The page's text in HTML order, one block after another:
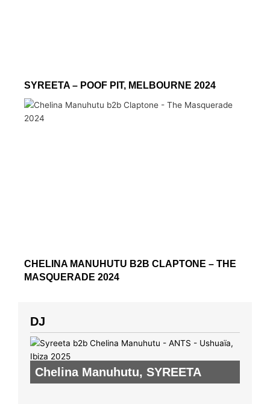
SYREETA – POOF PIT, MELBOURNE 2024
CHELINA MANUHUTU B2B CLAPTONE – THE
MASQUERADE 2024
DJ
Chelina Manuhutu, SYREETA